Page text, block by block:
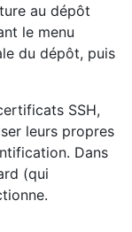
au dépôt
le menu
du dépôt, puis
SSH,
leurs propres
Dans
(qui